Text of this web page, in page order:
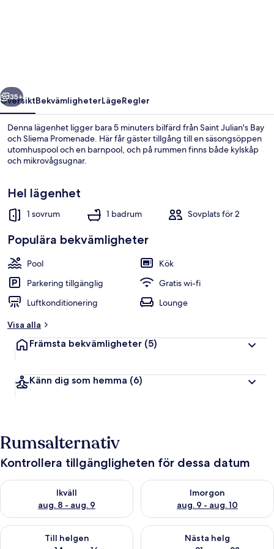
Nästa
35+
ÖversiktBekvämligheterLägeRegler
Denna lägenhet ligger bara 5 minuters bilfärd från Saint Julian's Bay
och Sliema Promenade. Här får gäster tillgång till en säsongsöppen
utomhuspool och en barnpool, och på rummen finns både kylskåp
och mikrovågsugnar.
Hel lägenhet
1 sovrum 1 badrum Sovplats för 2
Populära bekvämligheter
Pool
Kök
Parkering tillgänglig
Gratis wi-fi
Luftkonditionering
Lounge
Visa alla
Främsta bekvämligheter (5)
Känn dig som hemma (6)
Rumsalternativ
Kontrollera tillgängligheten för dessa datum
Ikväll
aug. 8 - aug. 9
Kontrollera tillgängligheten för ikväll aug. 8 - aug. 9
Imorgon
aug. 9 - aug. 10
Kontrollera tillgängligheten
Till helgen
Kontrollera tillgängligheten för den här helgen aug. 14 - aug.
Nästa helg
Kontrollera tillgängligheten